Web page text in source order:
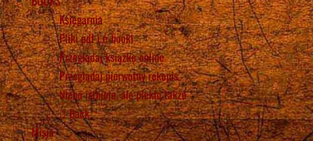
Księgarnia
Pliki pdf i e-booki
Przeglądaj książkę online
Przeglądaj pierwotny rękopis
Niebo istnieje, ale piekło także
Back
Misja